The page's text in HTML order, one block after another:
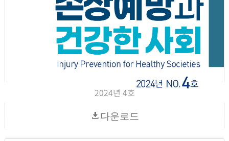
2024년 4호
다운로드